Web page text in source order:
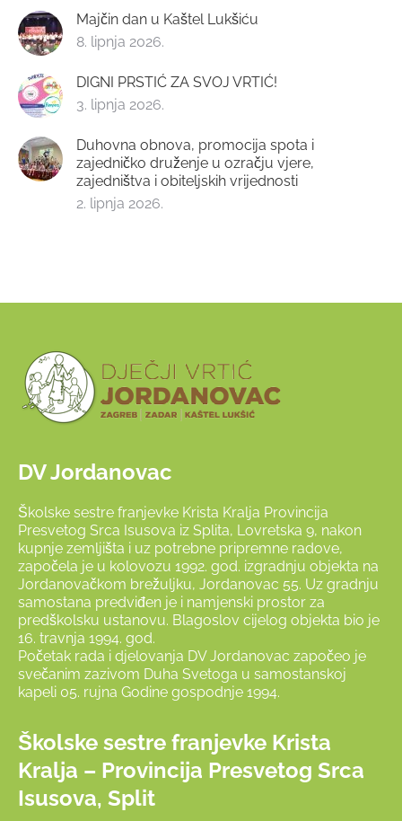
Majčin dan u Kaštel Lukšiću
8. lipnja 2026.
DIGNI PRSTIĆ ZA SVOJ VRTIĆ!
3. lipnja 2026.
Duhovna obnova, promocija spota i
zajedničko druženje u ozračju vjere,
zajedništva i obiteljskih vrijednosti
2. lipnja 2026.
DV Jordanovac
Školske sestre franjevke Krista Kralja Provincija
Presvetog Srca Isusova iz Splita, Lovretska 9, nakon
kupnje zemljišta i uz potrebne pripremne radove,
započela je u kolovozu 1992. god. izgradnju objekta na
Jordanovačkom brežuljku, Jordanovac 55. Uz gradnju
samostana predviđen je i namjenski prostor za
predškolsku ustanovu. Blagoslov cijelog objekta bio je
16. travnja 1994. god.
Početak rada i djelovanja DV Jordanovac započeo je
svečanim zazivom Duha Svetoga u samostanskoj
kapeli 05. rujna Godine gospodnje 1994.
Školske sestre franjevke Krista
Kralja – Provincija Presvetog Srca
Isusova, Split